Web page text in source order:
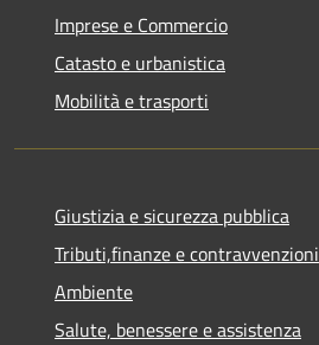
Imprese e Commercio
Catasto e urbanistica
Mobilità e trasporti
Giustizia e sicurezza pubblica
Tributi,finanze e contravvenzioni
Ambiente
Salute, benessere e assistenza